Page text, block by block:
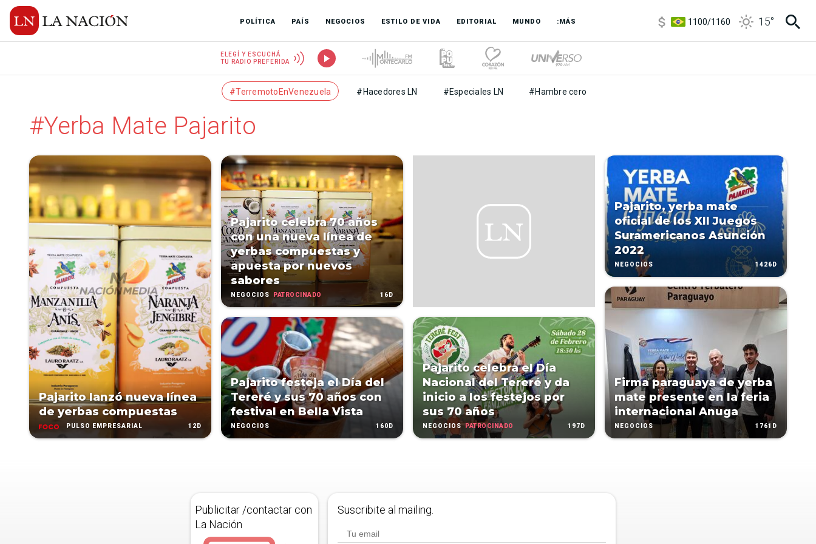
POLÍTICA PAÍS NEGOCIOS ESTILO DE VIDA EDITORIAL MUNDO :MÁS
1100/1160
15°
ELEGÍ Y ESCUCHÁ
TU RADIO PREFERIDA
#TerremotoEnVenezuela #Hacedores LN #Especiales LN #Hambre cero
#Yerba Mate Pajarito
Pajarito lanzó nueva línea
de yerbas compuestas
PULSO EMPRESARIAL 12D
Pajarito celebra 70 años
con una nueva línea de
yerbas compuestas y
apuesta por nuevos
sabores
NEGOCIOS PATROCINADO 16D
Pajarito festeja el Día del
Tereré y sus 70 años con
festival en Bella Vista
NEGOCIOS 160D
Pajarito celebra el Día
Nacional del Tereré y da
inicio a los festejos por
sus 70 años
NEGOCIOS PATROCINADO 197D
Pajarito, yerba mate
oficial de los XII Juegos
Suramericanos Asunción
2022
NEGOCIOS 1426D
Firma paraguaya de yerba
mate presente en la feria
internacional Anuga
NEGOCIOS 1761D
Publicitar /contactar con
La Nación
Suscribite al mailing.